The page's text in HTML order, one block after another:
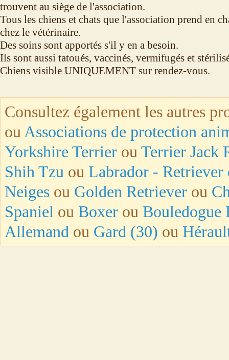
trouvent au siège de l'association.
Tous les chiens et chats que l'association prend en
chez le vétérinaire.
Des soins sont apportés s'il y en a besoin.
Ils sont aussi tatoués, vaccinés, vermifugés et
Chiens visible UNIQUEMENT sur rendez-vous.
Consultez également les autres
ouAssociations de protection
Yorkshire Terrier ou Terrier Jack
Shih Tzu ou Labrador - Retriever
Neiges ou Golden Retriever ou
Spaniel ou Boxer ou Bouledogue
Allemand ou Gard (30) ou